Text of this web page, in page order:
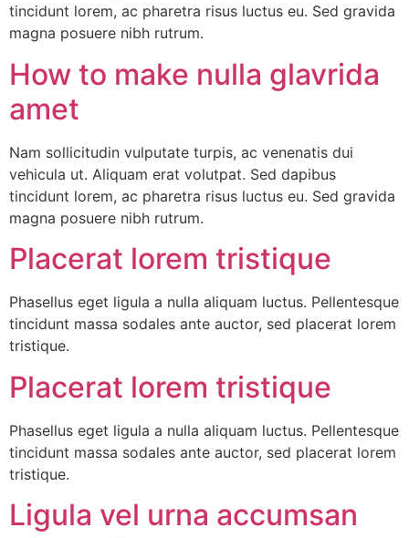
tincidunt lorem, ac pharetra risus luctus eu. Sed gravida
magna posuere nibh rutrum.
How to make nulla glavrida
amet
Nam sollicitudin vulputate turpis, ac venenatis dui
vehicula ut. Aliquam erat volutpat. Sed dapibus
tincidunt lorem, ac pharetra risus luctus eu. Sed gravida
magna posuere nibh rutrum.
Placerat lorem tristique
Phasellus eget ligula a nulla aliquam luctus. Pellentesque
tincidunt massa sodales ante auctor, sed placerat lorem
tristique.
Placerat lorem tristique
Phasellus eget ligula a nulla aliquam luctus. Pellentesque
tincidunt massa sodales ante auctor, sed placerat lorem
tristique.
Ligula vel urna accumsan